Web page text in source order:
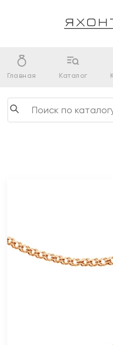
Главная Каталог